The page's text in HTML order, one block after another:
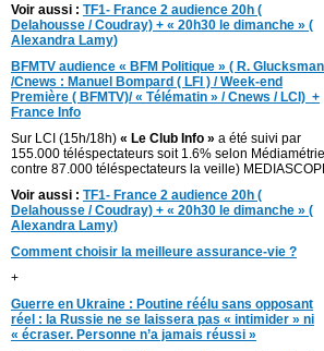
Voir aussi : TF1- France 2 audience 20h (
Delahousse / Coudray) + « 20h30 le dimanche » (
Alexandra Lamy)
BFMTV audience « BFM Politique » ( R.
/Cnews : Manuel Bompard ( LFI ) / Week-end
Première ( BFMTV)/ « Télématin » / Cnews / LCI) +
France Info
Sur LCI (15h/18h) « Le Club Info » a été suivi par
155.000 téléspectateurs soit 1.6% selon
contre 87.000 téléspectateurs la veille)
Voir aussi : TF1- France 2 audience 20h (
Delahousse / Coudray) + « 20h30 le dimanche » (
Alexandra Lamy)
Comment choisir la meilleure assurance-vie ?
+
Guerre en Ukraine : Poutine réélu sans opposant
réel : la Russie ne se laissera pas « intimider » ni
« écraser. Personne n’a jamais réussi »